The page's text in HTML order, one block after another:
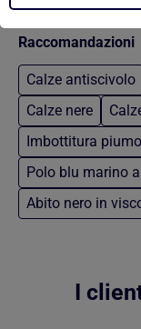
Raccomandazioni
Calze antiscivolo
Calze nere
Imbottitura
Polo blu marino
Abito nero in
I